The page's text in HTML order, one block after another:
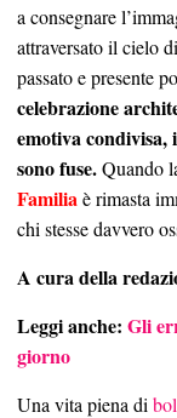
a consegnare
attraversato il cielo di
passato e presente
celebrazione
emotiva condivisa,
sono fuse.Quando
Familiaè rimasta
chi stesse davvero
A cura della
Leggi anche: Gli
giorno
Una vita piena di